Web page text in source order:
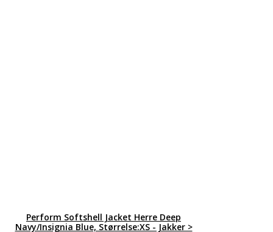
Perform Softshell Jacket Herre Deep
Navy/Insignia Blue, Størrelse:XS - Jakker >